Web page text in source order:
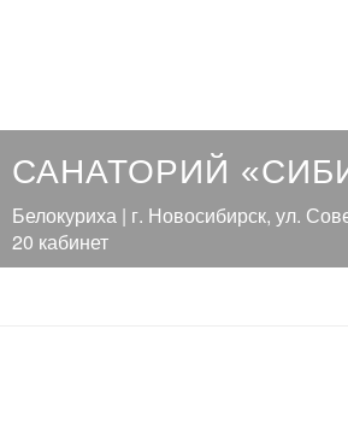
САНАТОРИЙ
Белокуриха | г. Новосибирск, ул.
20 кабинет